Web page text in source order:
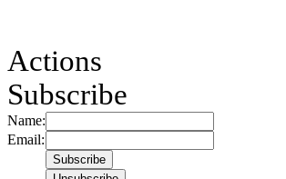
Actions
Subscribe
Name:
Email: